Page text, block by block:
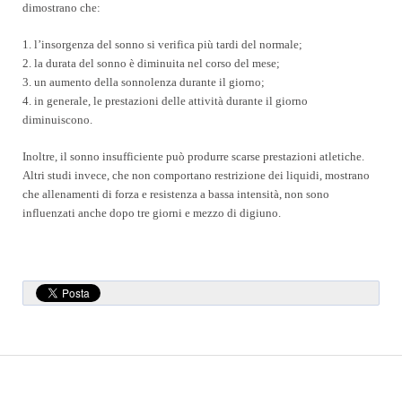
dimostrano che:
1. l’insorgenza del sonno si verifica più tardi del normale;
2. la durata del sonno è diminuita nel corso del mese;
3. un aumento della sonnolenza durante il giorno;
4. in generale, le prestazioni delle attività durante il giorno
diminuiscono.
Inoltre, il sonno insufficiente può produrre scarse prestazioni atletiche.
Altri studi invece, che non comportano restrizione dei liquidi, mostrano
che allenamenti di forza e resistenza a bassa intensità, non sono
influenzati anche dopo tre giorni e mezzo di digiuno.